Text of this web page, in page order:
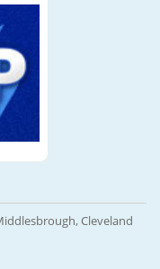
Cleveland